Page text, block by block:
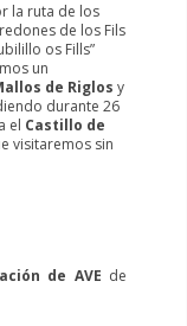
la ruta de los
de los Fils
os Fills”
un
de Riglos y
durante 26
el Castillo de
visitaremos sin
de AVE de